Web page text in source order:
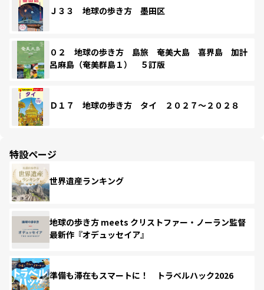
Ｊ３３ 地球の歩き方 墨田区
０２ 地球の歩き方 島旅 奄美大島 喜界島 加計
呂麻島（奄美群島１） ５訂版
Ｄ１７ 地球の歩き方 タイ ２０２７～２０２８
特設ページ
世界遺産ランキング
地球の歩き方 meets クリストファー・ノーラン監督
最新作『オデュッセイア』
準備も滞在もスマートに！ トラベルハック2026